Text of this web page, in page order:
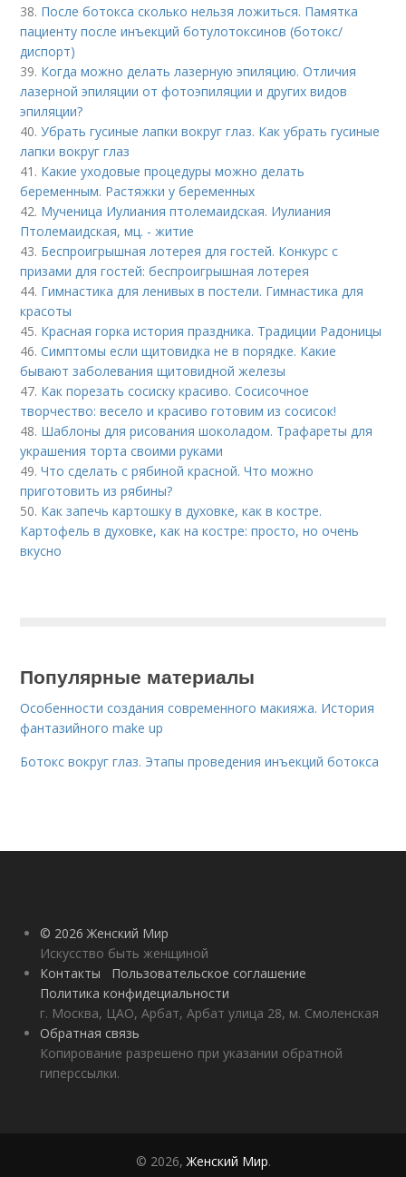
38. После ботокса сколько нельзя ложиться. Памятка
пациенту после инъекций ботулотоксинов (ботокс/
диспорт)
39. Когда можно делать лазерную эпиляцию. Отличия
лазерной эпиляции от фотоэпиляции и других видов
эпиляции?
40.Убрать гусиные лапки вокруг глаз. Как убрать гусиные
лапки вокруг глаз
41. Какие уходовые процедуры можно делать
беременным. Растяжки у беременных
42. Мученица Иулиания птолемаидская. Иулиания
Птолемаидская, мц. - житие
43. Беспроигрышная лотерея для гостей. Конкурс с
призами для гостей: беспроигрышная лотерея
44. Гимнастика для ленивых в постели. Гимнастика для
красоты
45. Красная горка история праздника. Традиции Радоницы
46.Симптомы если щитовидка не в порядке. Какие
бывают заболевания щитовидной железы
47. Как порезать сосиску красиво. Сосисочное
творчество: весело и красиво готовим из сосисок!
48. Шаблоны для рисования шоколадом. Трафареты для
украшения торта своими руками
49.Что сделать с рябиной красной. Что можно
приготовить из рябины?
50. Как запечь картошку в духовке, как в костре.
Картофель в духовке, как на костре: просто, но очень
вкусно
Популярные материалы
Особенности создания современного макияжа. История
фантазийного make up
Ботокс вокруг глаз. Этапы проведения инъекций ботокса
© 2026 Женский Мир
Искусство быть женщиной
Контакты
Пользовательское соглашение
Политика конфидециальности
г. Москва, ЦАО, Арбат, Арбат улица 28, м. Смоленская
Обратная связь
Копирование разрешено при указании обратной
гиперссылки.
© 2026,Женский Мир.